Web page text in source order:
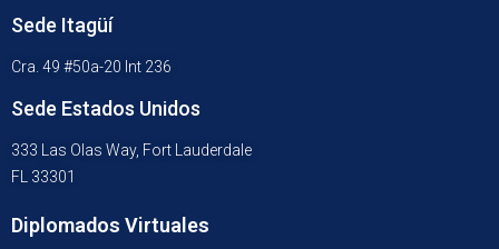
Sede Itagüí
Cra. 49 #50a-20 Int 236
Sede Estados Unidos
333 Las Olas Way, Fort Lauderdale
FL 33301
Diplomados Virtuales